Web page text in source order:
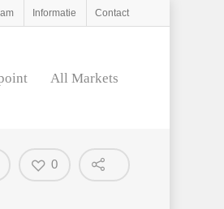
Informatie Contact
All Markets
0